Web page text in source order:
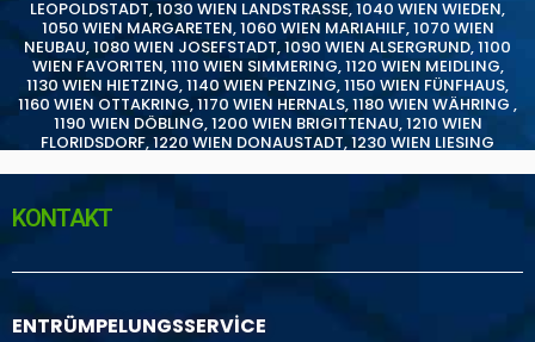
LEOPOLDSTADT,1030 WIEN LANDSTRASSE,1040 WIEN WIEDEN,
1050 WIEN MARGARETEN,1060 WIEN MARIAHILF,1070 WIEN
NEUBAU,1080 WIEN JOSEFSTADT,1090 WIEN ALSERGRUND,1100
WIEN FAVORITEN,1110 WIEN SIMMERING,1120 WIEN MEIDLING,
1130 WIEN HIETZING,1140 WIEN PENZING,1150 WIEN FÜNFHAUS,
1160 WIEN OTTAKRING,1170 WIEN HERNALS,1180 WIEN WÄHRING ,
1190 WIEN DÖBLING,1200 WIEN BRIGITTENAU,1210 WIEN
FLORIDSDORF,1220 WIEN DONAUSTADT,1230 WIEN LIESING
KONTAKT
ENTRÜMPELUNGSSERVİCE